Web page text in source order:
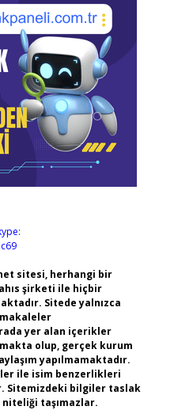
sitesi, herhangi bir
şirketi ile hiçbir
Sitede yalnızca
makaleler
yer alan içerikler
olup, gerçek kurum
yapılmamaktadır.
ile isim benzerlikleri
Sitemizdeki bilgiler taslak
taşımazlar.